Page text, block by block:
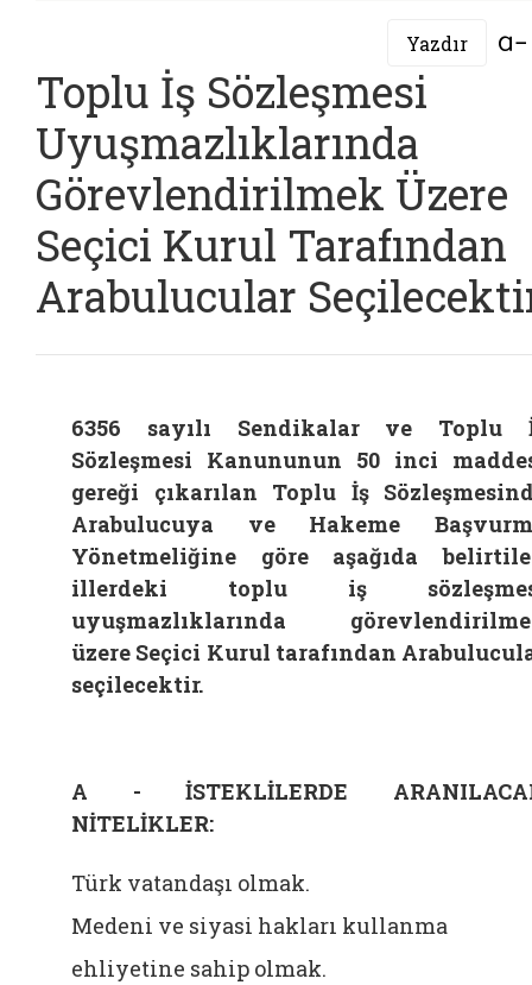
Yazdır
Toplu İş Sözleşmesi
Uyuşmazlıklarında
Görevlendirilmek Üzere
Seçici Kurul Tarafından
Arabulucular
6356 sayılı Sendikalar ve Toplu
Sözleşmesi Kanununun 50 inci
gereği çıkarılan Toplu İş
Arabulucuya ve Hakeme
Yönetmeliğine göre aşağıda
illerdeki toplu iş
uyuşmazlıklarında
üzere Seçici Kurul tarafından
seçilecektir.
A - İSTEKLİLERDE
NİTELİKLER:
Türk vatandaşı olmak.
Medeni ve siyasi hakları kullanma
ehliyetine sahip olmak.